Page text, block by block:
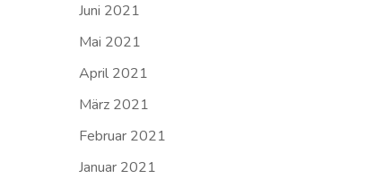
Juni 2021
Mai 2021
April 2021
März 2021
Februar 2021
Januar 2021